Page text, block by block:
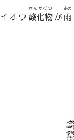
オウ 酸化物
さんかぶつ
が 雨
あめ